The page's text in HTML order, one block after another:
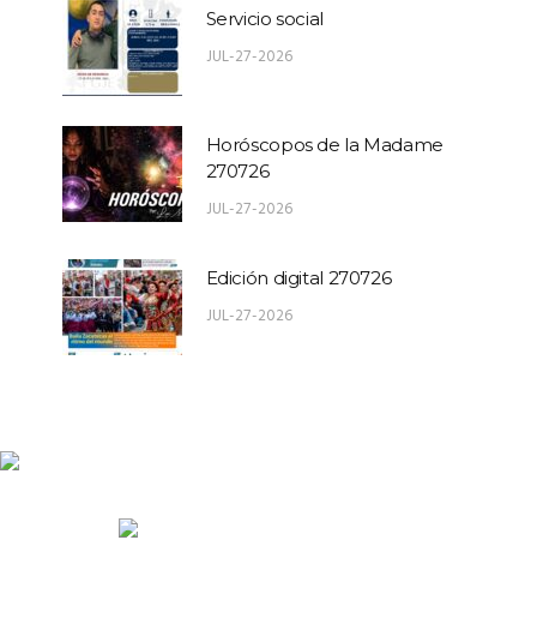
Servicio social
JUL-27-2026
Horóscopos de la Madame
270726
JUL-27-2026
Edición digital 270726
JUL-27-2026